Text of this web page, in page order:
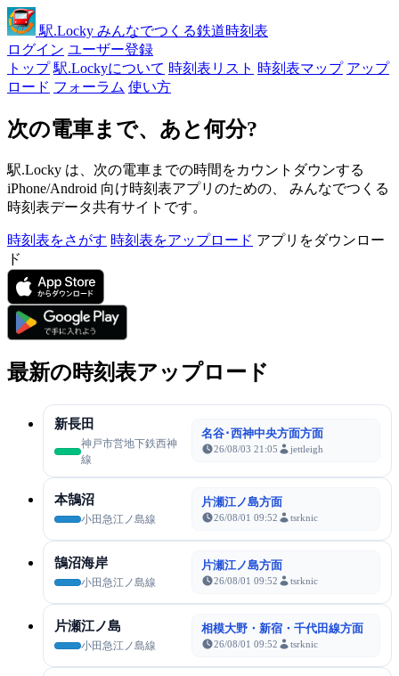
駅.Locky みんなでつくる鉄道時刻表
ログイン ユーザー登録
トップ 駅.Lockyについて 時刻表リスト 時刻表マップ アップ
ロード フォーラム 使い方
次の電車まで、あと何分?
駅.Locky は、次の電車までの時間をカウントダウンする
iPhone/Android 向け時刻表アプリのための、 みんなでつくる
時刻表データ共有サイトです。
時刻表をさがす 時刻表をアップロード アプリをダウンロー
ド
最新の時刻表アップロード
新長田
神戸市営地下鉄西神
線
名谷･西神中央方面方面
26/08/03 21:05 jettleigh
本鵠沼
小田急江ノ島線
片瀬江ノ島方面
26/08/01 09:52 tsrknic
鵠沼海岸
小田急江ノ島線
片瀬江ノ島方面
26/08/01 09:52 tsrknic
片瀬江ノ島
小田急江ノ島線
相模大野・新宿・千代田線方面
26/08/01 09:52 tsrknic